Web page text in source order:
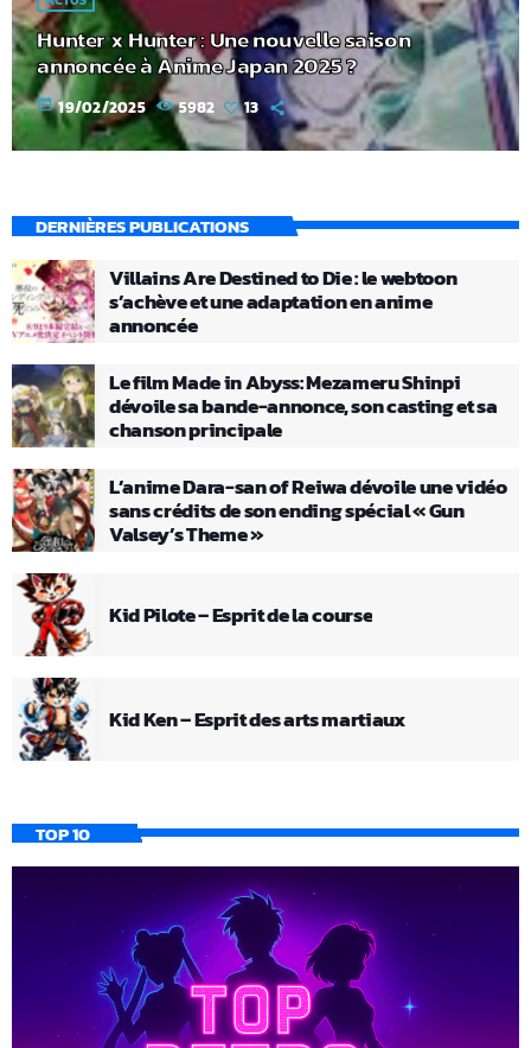
Hunter x Hunter : Une nouvelle saison
annoncée à Anime Japan 2025 ?
today 19/02/2025 5982 13
DERNIÈRES PUBLICATIONS
Villains Are Destined to Die : le webtoon
s’achève et une adaptation en anime
annoncée
Le film Made in Abyss: Mezameru Shinpi
dévoile sa bande-annonce, son casting et sa
chanson principale
L’anime Dara-san of Reiwa dévoile une vidéo
sans crédits de son ending spécial « Gun
Valsey’s Theme »
Kid Pilote – Esprit de la course
Kid Ken – Esprit des arts martiaux
TOP 10